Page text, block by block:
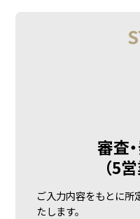
審査
（5
ご入力内容をもとに所
たします。